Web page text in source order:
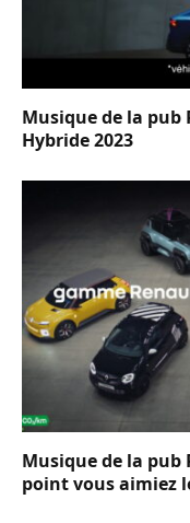
Musique de la pub
Hybride 2023
Musique de la pub
point vous aimiez